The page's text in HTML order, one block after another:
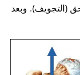
(التجويف). وبعد